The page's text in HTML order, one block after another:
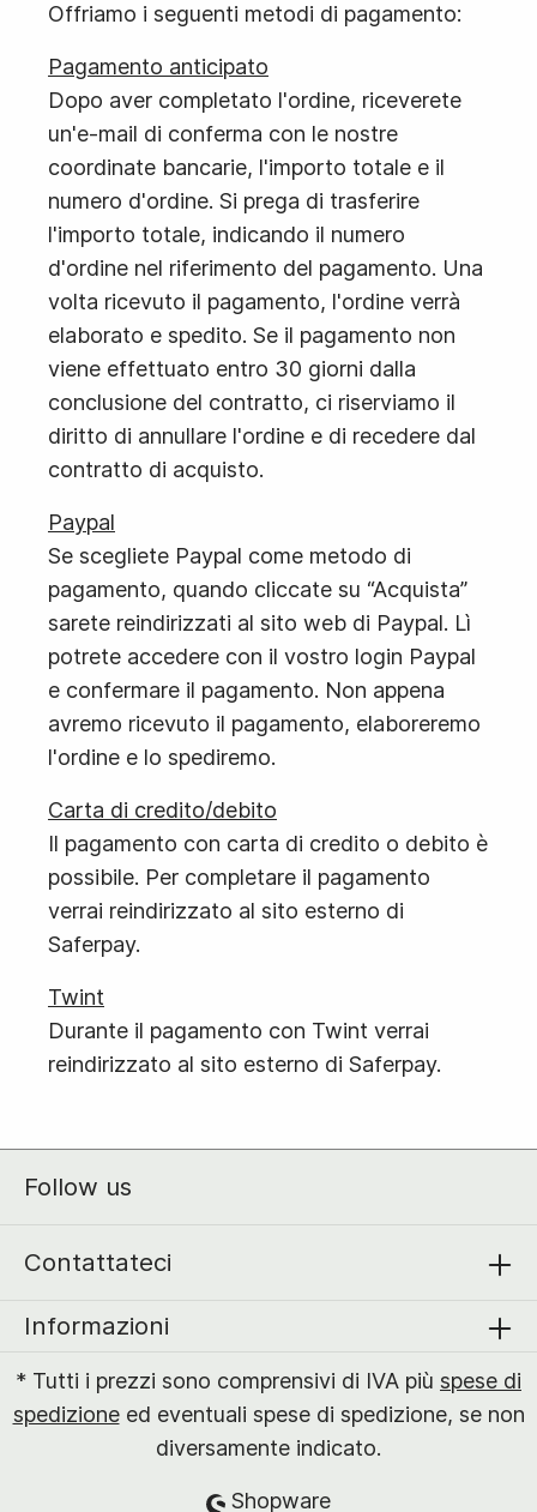
Offriamo i seguenti metodi di pagamento:
Pagamento anticipato
Dopo aver completato l'ordine, riceverete
un'e-mail di conferma con le nostre
coordinate bancarie, l'importo totale e il
numero d'ordine. Si prega di trasferire
l'importo totale, indicando il numero
d'ordine nel riferimento del pagamento. Una
volta ricevuto il pagamento, l'ordine verrà
elaborato e spedito. Se il pagamento non
viene effettuato entro 30 giorni dalla
conclusione del contratto, ci riserviamo il
diritto di annullare l'ordine e di recedere dal
contratto di acquisto.
Paypal
Se scegliete Paypal come metodo di
pagamento, quando cliccate su “Acquista”
sarete reindirizzati al sito web di Paypal. Lì
potrete accedere con il vostro login Paypal
e confermare il pagamento. Non appena
avremo ricevuto il pagamento, elaboreremo
l'ordine e lo spediremo.
Carta di credito/debito
Il pagamento con carta di credito o debito è
possibile. Per completare il pagamento
verrai reindirizzato al sito esterno di
Saferpay.
Twint
Durante il pagamento con Twint verrai
reindirizzato al sito esterno di Saferpay.
Contattateci
Follow us
Informazioni
* Tutti i prezzi sono comprensivi di IVA più spese di
spedizioneed eventuali spese di spedizione, se non
diversamente indicato.
Shopware